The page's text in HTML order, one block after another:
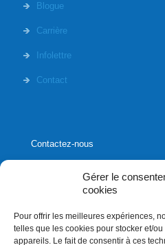
Gérer le
cookies
Pour offrir les meilleures expériences,
telles que les cookies pour stocker et/
appareils. Le fait de consentir à ces
Blogue
Carrière
Infolettre
Contact
Contactez-nous
1020, rue Bouvier, suite 400,
Québec (Québec) G2K 0K9